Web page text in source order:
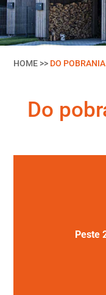
HOME >> DO
Do
Peste